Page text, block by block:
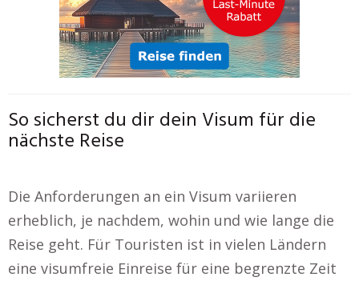
So sicherst du dir dein Visum für die
nächste Reise
Die Anforderungen an ein Visum variieren
erheblich, je nachdem, wohin und wie lange die
Reise geht. Für Touristen ist in vielen Ländern
eine visumfreie Einreise für eine begrenzte Zeit